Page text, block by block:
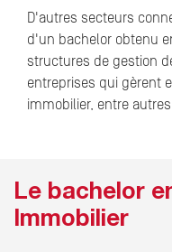
D'autres secteurs
d'un bachelor obtenu
structures de gestion
entreprises qui gèrent
immobilier, entre
Le bachelor
Immobilier